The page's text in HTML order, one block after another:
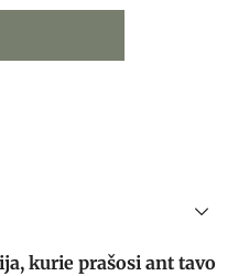
kurie prašosi ant tavo